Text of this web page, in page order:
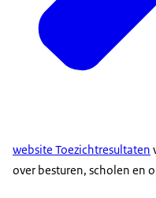
website Toezichtresultaten
over besturen, scholen en